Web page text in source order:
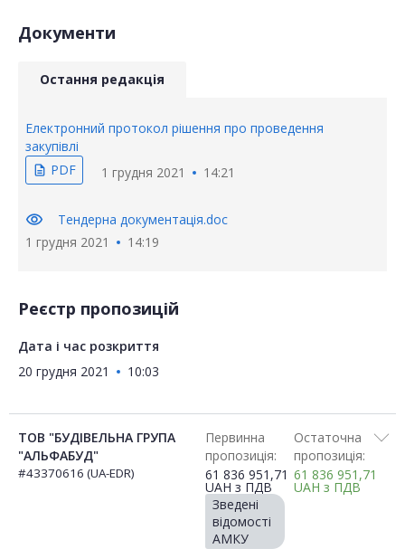
Документи
Остання редакція
Електронний протокол рішення про проведення
закупівлі
description PDF 1 грудня 2021 14:21
visibility
Тендерна документація.doc
1 грудня 2021
14:19
Реєстр пропозицій
Дата і час розкриття
20 грудня 2021
10:03
ТОВ "БУДІВЕЛЬНА ГРУПА
"АЛЬФАБУД"
#43370616 (UA-EDR)
Первинна
пропозиція:
61 836 951,71
UAH з ПДВ
Зведені
відомості
АМКУ
Остаточна
пропозиція:
61 836 951,71
UAH з ПДВ